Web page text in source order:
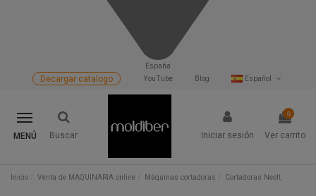
España
Español
Blog
YouTube
Decargar catalogo
MENÚ Buscar Iniciar sesión
0
Ver carrito
Inicio Venta de MAQUINARIA online Máquinas cortadoras Cortadoras Neolt